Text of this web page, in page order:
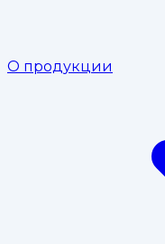
О продукции